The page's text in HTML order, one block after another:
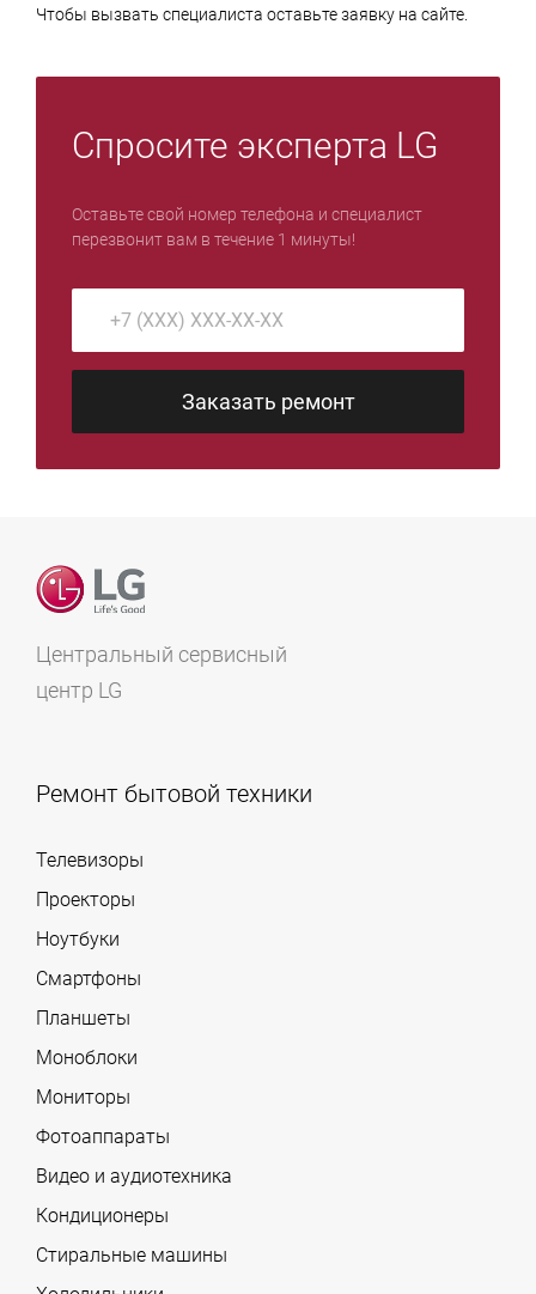
Чтобы вызвать специалиста оставьте заявку на сайте.
Спросите эксперта LG
Оставьте свой номер телефона и специалист
перезвонит вам в течение 1 минуты!
Заказать ремонт
Центральный сервисный
центр LG
Ремонт бытовой техники
Телевизоры
Проекторы
Ноутбуки
Смартфоны
Планшеты
Моноблоки
Мониторы
Фотоаппараты
Видео и аудиотехника
Кондиционеры
Стиральные машины